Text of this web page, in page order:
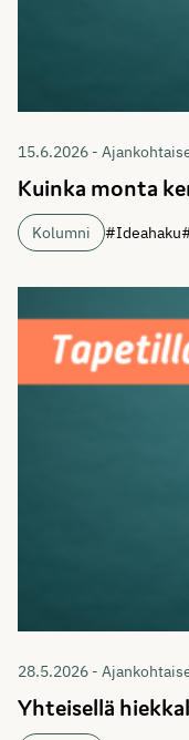
15.6.2026 -
Kuinka monta
Kolumni #Ideahaku
28.5.2026 -
Yhteisellä